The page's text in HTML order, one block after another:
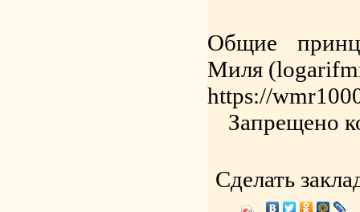
Общие
Миля
https://
Запрещено
Сделать